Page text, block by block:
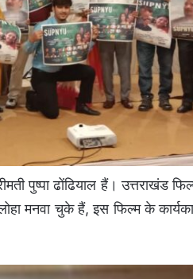
पुष्पा ढोंढियाल हैं।
मनवा चुके हैं, इस फिल्म के